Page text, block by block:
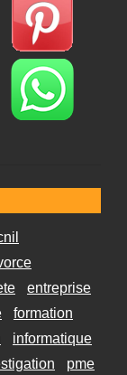
entreprise
formation
informatique
pme